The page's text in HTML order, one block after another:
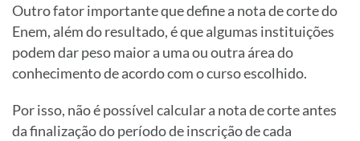
Outro fator importante que define a nota de corte do
Enem, além do resultado, é que algumas instituições
podem dar peso maior a uma ou outra área do
conhecimento de acordo com o curso escolhido.
Por isso, não é possível calcular a nota de corte antes
da finalização do período de inscrição de cada